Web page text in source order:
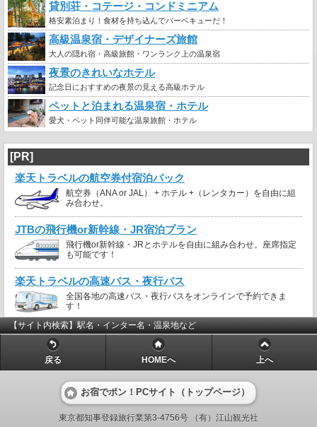
貸別荘・コテージ・コンドミニアム
格安素泊まり！食材を持ち込んでバーベキューだ！
高級温泉宿・デザイナーズ旅館
大人の隠れ宿・高級旅館・ワンランク上の温泉宿
夜景のきれいなホテル
記念日におすすめの夜景の見える高級ホテル
ペットと泊まれる温泉宿・ホテル
愛犬・ペット同伴可能な温泉旅館・ホテル
[PR]
楽天トラベルの航空券付宿泊パック
航空券（ANA or JAL） + ホテル +（レンタカー）を自由に組
み合わせ。
JTBの飛行機or新幹線・JR宿泊プラン
飛行機or新幹線・JRとホテルを自由に組み合わせ。座席指定
も可能です！
楽天トラベルの高速バス・夜行バス
全国各地の高速バス・夜行バスをオンラインで予約できま
す！
【サイト内検索】駅名・インター名・温泉地など
戻る HOMEへ 上へ
お宿でポン！PCサイト（トップページ）
東京都知事登録旅行業第3-4756号 （有）江山観光社